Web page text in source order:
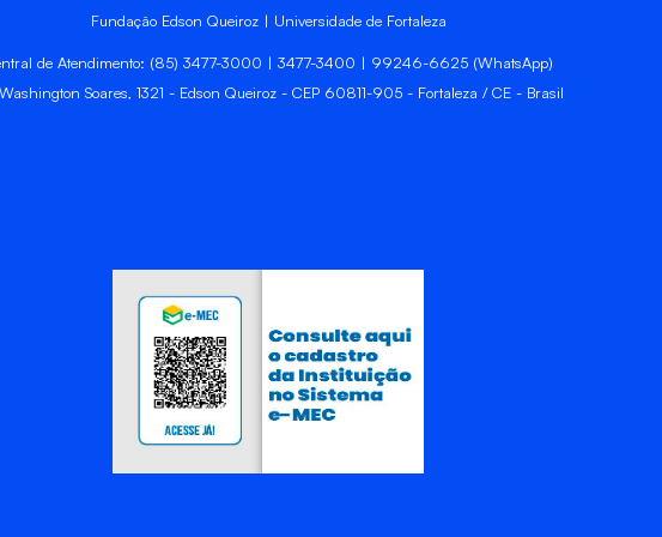
Fundação Edson Queiroz | Universidade de Fortaleza
de Atendimento: (85) 3477-3000 | 3477-3400 | 99246-6625 (WhatsApp)
Soares, 1321 - Edson Queiroz - CEP 60811-905 - Fortaleza / CE - Brasil